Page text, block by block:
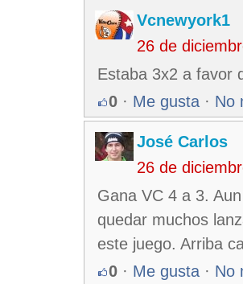
Vcnewyork1
26 de
Estaba 3x2 a favor
0 · Me gusta · No
José Carlos
26 de
Gana VC 4 a 3.
quedar muchos
este juego. Arriba
0 · Me gusta · No